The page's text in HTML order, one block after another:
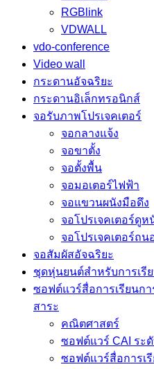
RGBlink
VDWALL
vdo-conference
Video wall
กระดานอัจฉริยะ
กระดานอิเล็กทรอนิกส์
จอรับภาพโปรเจคเตอร์
จอกลางแจ้ง
จอขาตั้ง
จอตั้งพื้น
จอมอเตอร์ไฟฟ้า
จอแขวนผนังมือดึง
จอโปรเจคเตอร์ดูห
จอโปรเจคเตอร์ถน
จอสัมผัสอัจฉริยะ
ชุดหุ่นยนต์สำหรับการเรี
ซอฟต์แวร์สื่อการเรียนก
สาระ
คณิตศาสตร์
ซอฟต์แวร์ CAI ระ
ซอฟต์แวร์สื่อการเ